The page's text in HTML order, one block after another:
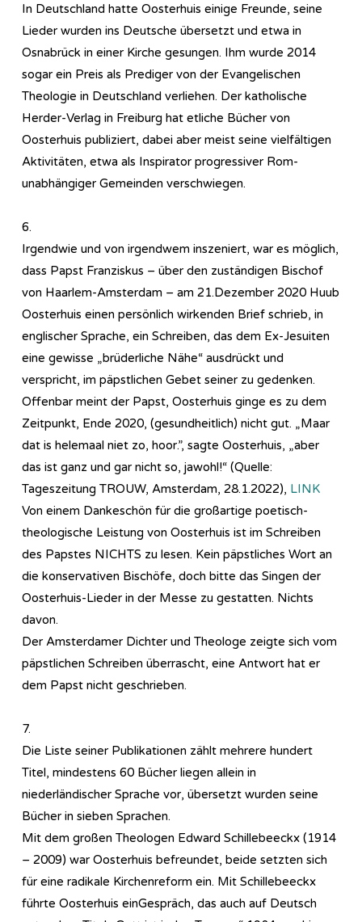
In Deutschland hatte Oosterhuis einige Freunde, seine
Lieder wurden ins Deutsche übersetzt und etwa in
Osnabrück in einer Kirche gesungen. Ihm wurde 2014
sogar ein Preis als Prediger von der Evangelischen
Theologie in Deutschland verliehen. Der katholische
Herder-Verlag in Freiburg hat etliche Bücher von
Oosterhuis publiziert, dabei aber meist seine vielfältigen
Aktivitäten, etwa als Inspirator progressiver Rom-
unabhängiger Gemeinden verschwiegen.
6.
Irgendwie und von irgendwem inszeniert, war es möglich,
dass Papst Franziskus – über den zuständigen Bischof
von Haarlem-Amsterdam – am 21.Dezember 2020 Huub
Oosterhuis einen persönlich wirkenden Brief schrieb, in
englischer Sprache, ein Schreiben, das dem Ex-Jesuiten
eine gewisse „brüderliche Nähe“ ausdrückt und
verspricht, im päpstlichen Gebet seiner zu gedenken.
Offenbar meint der Papst, Oosterhuis ginge es zu dem
Zeitpunkt, Ende 2020, (gesundheitlich) nicht gut. „Maar
dat is helemaal niet zo, hoor.”, sagte Oosterhuis, „aber
das ist ganz und gar nicht so, jawohl!“ (Quelle:
Tageszeitung TROUW, Amsterdam, 28.1.2022), LINK
Von einem Dankeschön für die großartige poetisch-
theologische Leistung von Oosterhuis ist im Schreiben
des Papstes NICHTS zu lesen. Kein päpstliches Wort an
die konservativen Bischöfe, doch bitte das Singen der
Oosterhuis-Lieder in der Messe zu gestatten. Nichts
davon.
Der Amsterdamer Dichter und Theologe zeigte sich vom
päpstlichen Schreiben überrascht, eine Antwort hat er
dem Papst nicht geschrieben.
7.
Die Liste seiner Publikationen zählt mehrere hundert
Titel, mindestens 60 Bücher liegen allein in
niederländischer Sprache vor, übersetzt wurden seine
Bücher in sieben Sprachen.
Mit dem großen Theologen Edward Schillebeeckx (1914
– 2009) war Oosterhuis befreundet, beide setzten sich
für eine radikale Kirchenreform ein. Mit Schillebeeckx
führte Oosterhuis einGespräch, das auch auf Deutsch